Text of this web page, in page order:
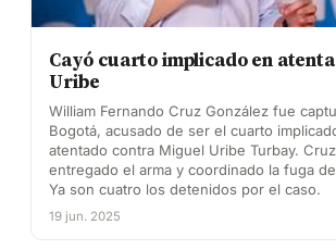
Cayó cuarto implicado en
Uribe
William Fernando Cruz González fue
Bogotá, acusado de ser el cuarto
atentado contra Miguel Uribe Turbay.
entregado el arma y coordinado la fuga
Ya son cuatro los detenidos por el caso.
19 jun. 2025